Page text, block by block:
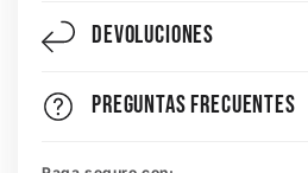
Devoluciones
Preguntas Frecuentes